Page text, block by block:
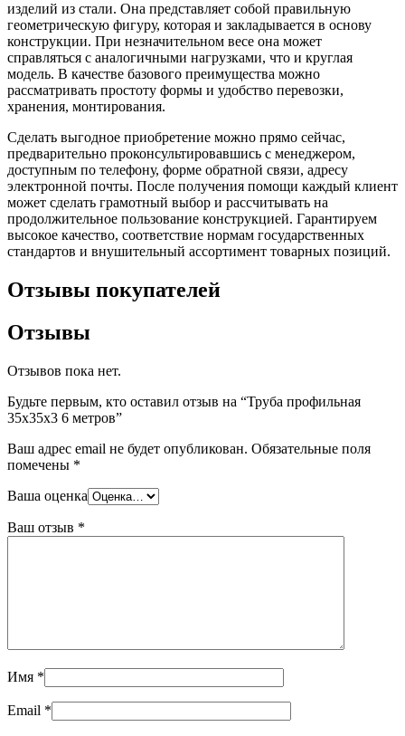
изделий из стали. Она представляет собой правильную
геометрическую фигуру, которая и закладывается в основу
конструкции. При незначительном весе она может
справляться с аналогичными нагрузками, что и круглая
модель. В качестве базового преимущества можно
рассматривать простоту формы и удобство перевозки,
хранения, монтирования.
Сделать выгодное приобретение можно прямо сейчас,
предварительно проконсультировавшись с менеджером,
доступным по телефону, форме обратной связи, адресу
электронной почты. После получения помощи каждый клиент
может сделать грамотный выбор и рассчитывать на
продолжительное пользование конструкцией. Гарантируем
высокое качество, соответствие нормам государственных
стандартов и внушительный ассортимент товарных позиций.
Отзывы покупателей
Отзывы
Отзывов пока нет.
Будьте первым, кто оставил отзыв на “Труба профильная
35х35х3 6 метров”
Ваш адрес email не будет опубликован. Обязательные поля
помечены *
Ваша оценка
Ваш отзыв *
Имя *
Email *